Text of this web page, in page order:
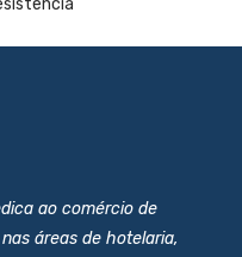
ao comércio de
áreas de hotelaria,